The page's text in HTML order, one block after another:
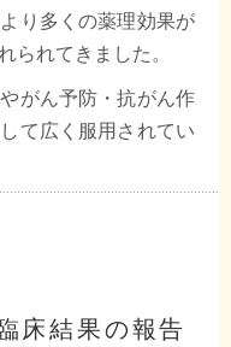
り多くの薬理効果が
られてきました。
がん予防・抗がん作
て広く服用されてい
床結果の報告